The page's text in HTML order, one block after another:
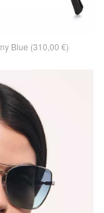
Blue (310,00 €)